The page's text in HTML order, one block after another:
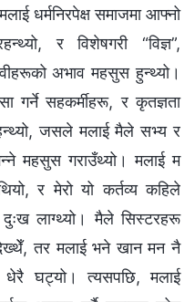
धर्मनिरपेक्ष समाजमा आफ्नो
र विशेषगरी “विज्ञ”,
अभाव महसुस हुन्थ्यो।
गर्ने सहकर्मीहरू, र कृतज्ञता
जसले मलाई मैले सभ्य र
महसुस गराउँथ्यो। मलाई म
र मेरो यो कर्तव्य कहिले
लाग्थ्यो। मैले सिस्टरहरू
तर मलाई भने खान मन नै
घट्यो। त्यसपछि, मलाई